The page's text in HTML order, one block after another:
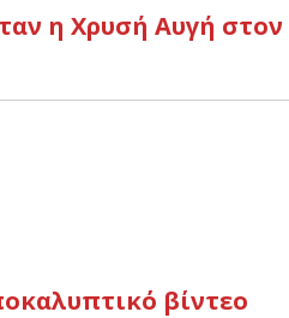
η Χρυσή Αυγή στον
βίντεο